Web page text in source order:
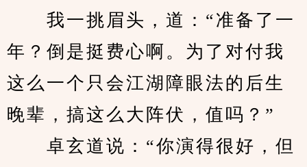
我一挑眉头，道：“准备了一
年？倒是挺费心啊。为了对付我
这么一个只会江湖障眼法的后生
晚辈，搞这么大阵伏，值吗？”
卓玄道说：“你演得很好，但